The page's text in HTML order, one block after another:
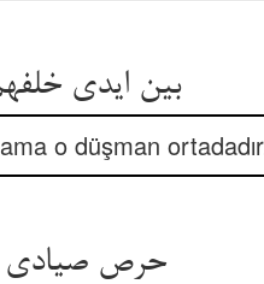
بین ایدی خلفهم سدا مباش ** که نبینی خصم را وآن خصم فاش
o düşman
حرص صیادی ز صیدی مغفلست ** دلبریی می‌کند او بی‌دلست